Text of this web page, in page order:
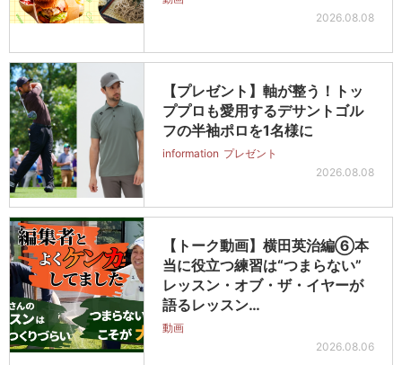
2026.08.08
【プレゼント】軸が整う！トッ
ププロも愛用するデサントゴル
フの半袖ポロを1名様に
information プレゼント
2026.08.08
【トーク動画】横田英治編⑥本
当に役立つ練習は“つまらない”
レッスン・オブ・ザ・イヤーが
語るレッスン…
動画
2026.08.06